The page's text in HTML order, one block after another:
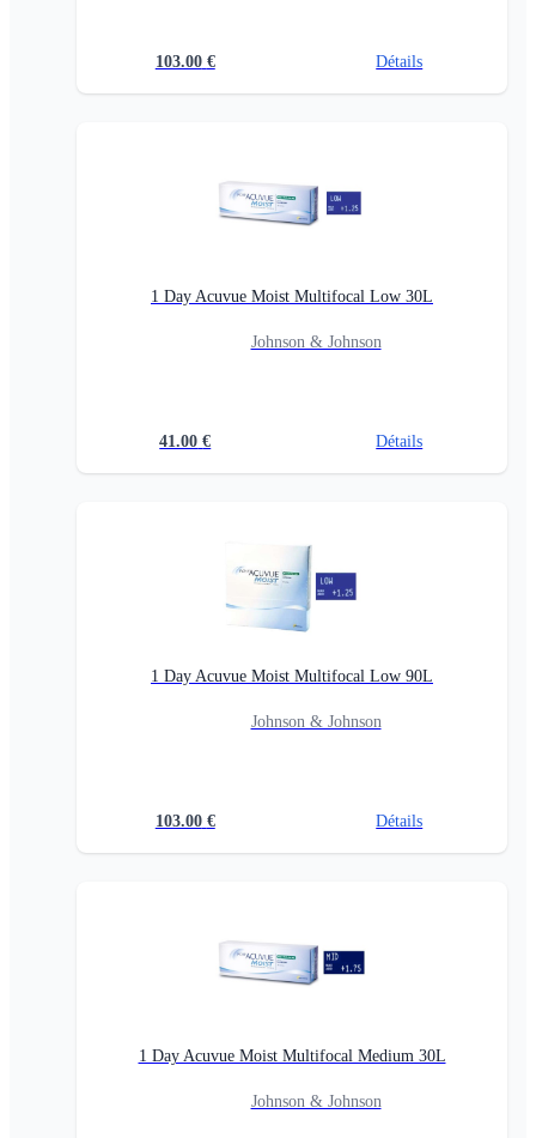
103.00 € Détails
1 Day Acuvue Moist Multifocal Low 30L
Johnson & Johnson
41.00 € Détails
1 Day Acuvue Moist Multifocal Low 90L
Johnson & Johnson
103.00 € Détails
1 Day Acuvue Moist Multifocal Medium 30L
Johnson & Johnson